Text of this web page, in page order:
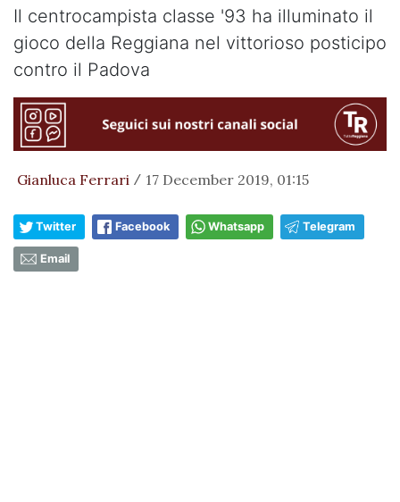
Il centrocampista classe '93 ha illuminato il
gioco della Reggiana nel vittorioso posticipo
contro il Padova
Gianluca Ferrari / 17 December 2019, 01:15
Twitter Facebook Whatsapp Telegram
Email